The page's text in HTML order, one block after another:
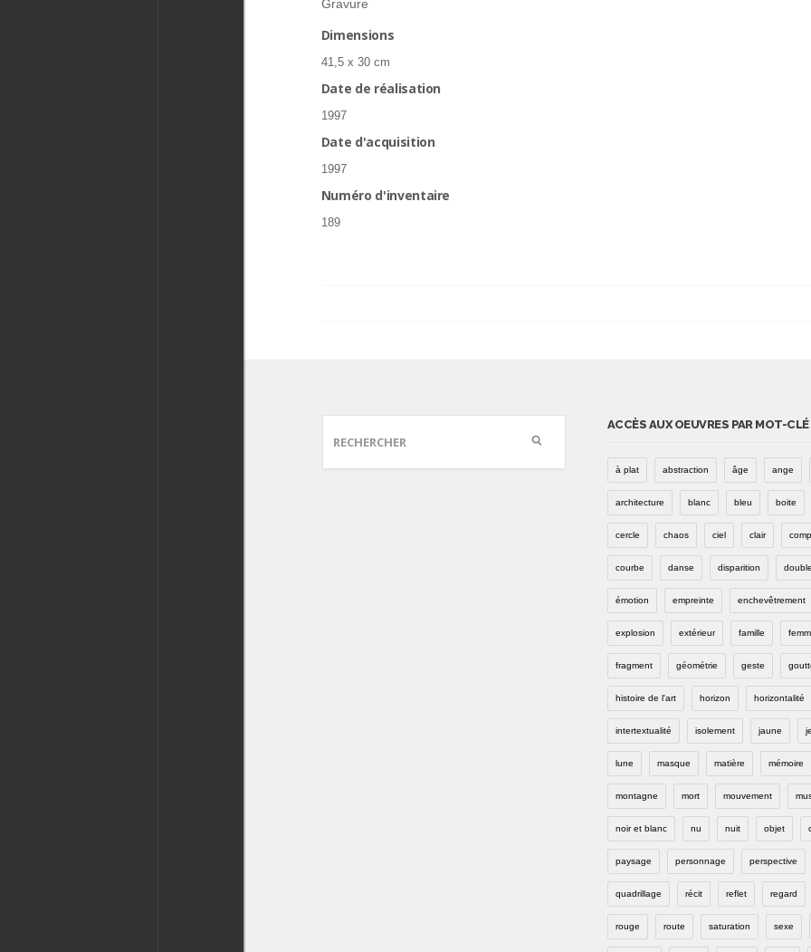
Gravure
Dimensions
41,5 x 30 cm
Date de réalisation
1997
Date d'acquisition
1997
Numéro d'inventaire
189
ACCÈS AUX OEUVRES PAR MOT-CLÉ
à plat abstraction âge ange
architecture blanc bleu boite
cercle chaos ciel clair
courbe danse disparition double
émotion empreinte enchevêtrement
explosion extérieur famille
fragment géométrie geste
histoire de l'art horizon horizontalité
intertextualité isolement jaune
lune masque matière mémoire
montagne mort mouvement
noir et blanc nu nuit objet
paysage personnage perspective
quadrillage récit reflet regard
rouge route saturation sexe